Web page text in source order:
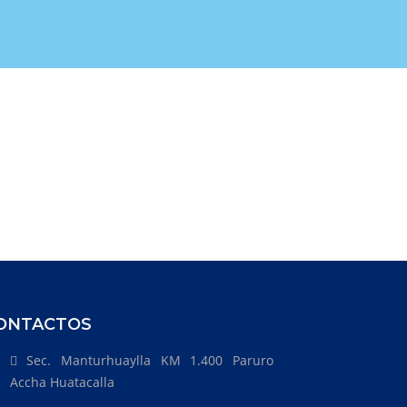
Sec. Manturhuaylla KM 1.400 Paruro
Accha Huatacalla